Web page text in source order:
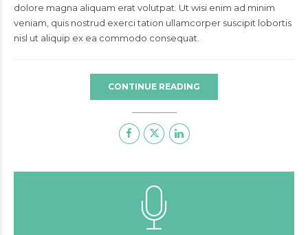
dolore magna aliquam erat volutpat. Ut wisi enim ad minim
veniam, quis nostrud exerci tation ullamcorper suscipit lobortis
nisl ut aliquip ex ea commodo consequat.
CONTINUE READING